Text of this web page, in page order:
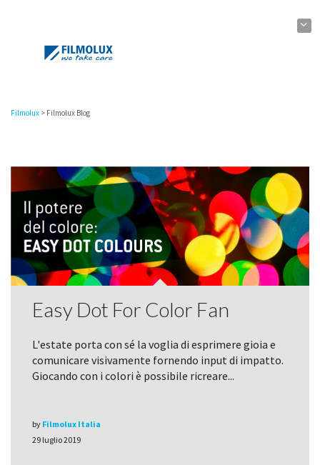
Filmolux > Filmolux Blog
Easy Dot For Color Fan
L'estate porta con sé la voglia di esprimere gioia e
comunicare visivamente fornendo input di impatto.
Giocando con i colori è possibile ricreare...
by Filmolux Italia
29 luglio 2019